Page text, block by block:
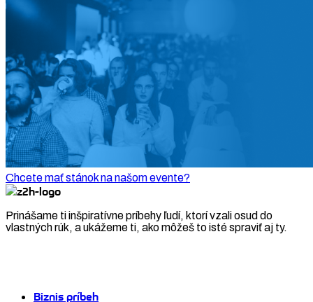
Chcete mať stánok na našom evente?
Prinášame ti inšpiratívne príbehy ľudí, ktorí vzali osud do
vlastných rúk, a ukážeme ti, ako môžeš to isté spraviť aj ty.
Biznis príbeh